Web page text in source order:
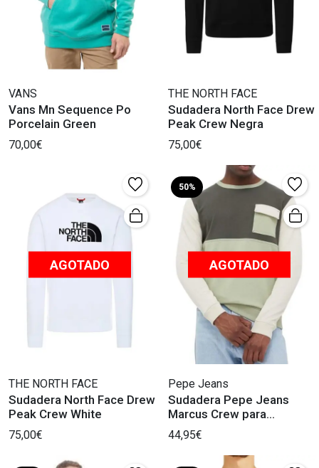
VANS
Vans Mn Sequence Po
Porcelain Green
70,00€
THE NORTH FACE
Sudadera North Face Drew
Peak Crew Negra
75,00€
AGOTADO
THE NORTH FACE
Sudadera North Face Drew
Peak Crew White
75,00€
50%
AGOTADO
Pepe Jeans
Sudadera Pepe Jeans
Marcus Crew para
Hombres
44,95€